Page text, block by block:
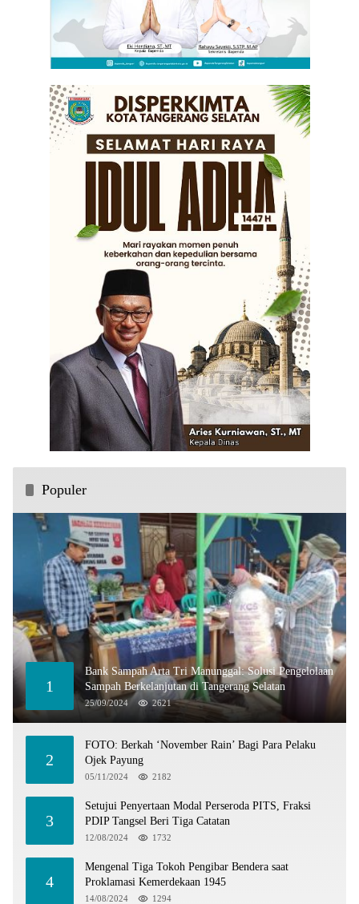
Populer
1
Bank Sampah Arta Tri Manunggal: Solusi Pengelolaan
Sampah Berkelanjutan di Tangerang Selatan
25/09/2024 2621
2
FOTO: Berkah ‘November Rain’ Bagi Para Pelaku
Ojek Payung
05/11/2024 2182
3
Setujui Penyertaan Modal Perseroda PITS, Fraksi
PDIP Tangsel Beri Tiga Catatan
12/08/2024 1732
4
Mengenal Tiga Tokoh Pengibar Bendera saat
Proklamasi Kemerdekaan 1945
14/08/2024 1294